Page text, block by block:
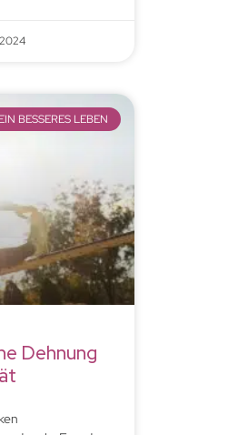
BESSERES LEBEN
Dehnung